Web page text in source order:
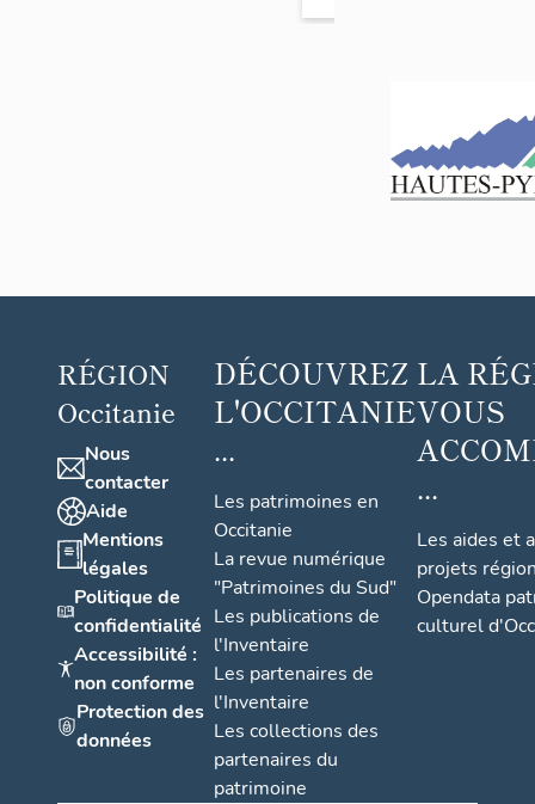
RÉGION
Occitanie
Nous
contacter
Aide
Mentions
légales
Politique de
confidentialité
Accessibilité :
non conforme
Protection des
données
DÉCOUVREZ
L'OCCITANIE
...
Les patrimoines en
Occitanie
La revue numérique
"Patrimoines du Sud"
Les publications de
l'Inventaire
Les partenaires de
l'Inventaire
Les collections des
partenaires du
patrimoine
LA
VOUS
...
Les aides et
projets
Opendata
culturel